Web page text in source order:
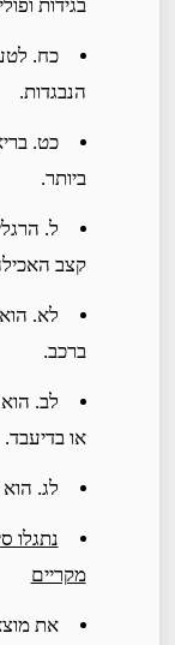
בגידות
כח.
הנבגדות.
כט.
ביותר.
ל.
קצב
לא.
ברכב.
לב.
או בדיעבד.
לג.
נתגלו
מקריים
את